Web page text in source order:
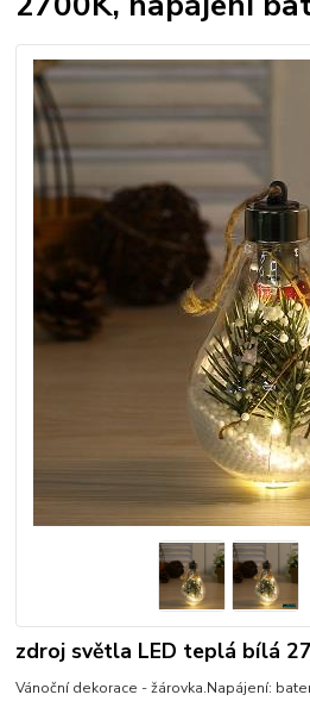
zdroj světla LED teplá bílá
Vánoční dekorace - žárovka.Napájení: